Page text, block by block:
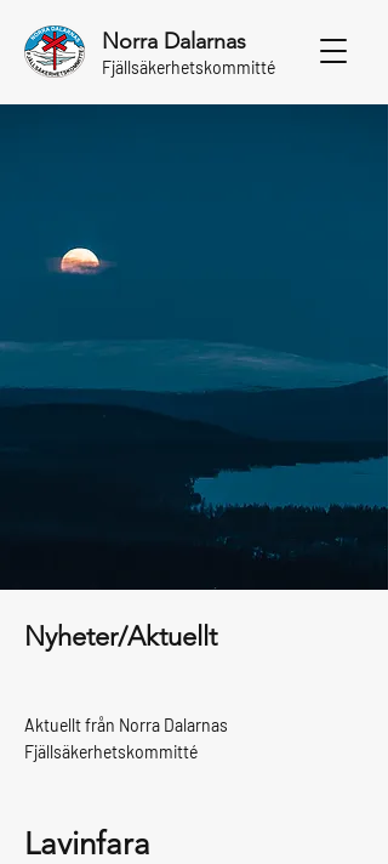
Norra Dalarnas
Fjällsäkerhetskommitté
Nyheter/Aktuellt
Aktuellt från Norra Dalarnas
Fjällsäkerhetskommitté
Lavinfara